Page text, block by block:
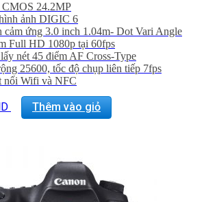
CMOS 24.2MP
ảnh DIGIC 6
cảm ứng 3.0 inch 1.04m- Dot Vari Angle
Full HD 1080p tại 60fps
nét 45 điểm AF Cross-Type
25600, tốc độ chụp liên tiếp 7fps
nối Wifi và NFC
24 tháng
VAT 10%
Thêm vào giỏ